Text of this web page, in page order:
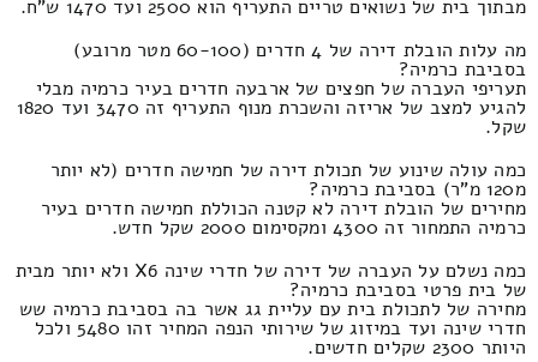
מבתוך בית של נשואים טריים התעריף הוא 2500 ועד 1470 ש"ח.
מה עלות הובלת דירה של 4 חדרים (60-100 מטר מרובע)
בסביבת כרמיה?
תעריפי העברה של חפצים של ארבעה חדרים בעיר כרמיה מבלי
להגיע למצב של אריזה והשכרת מנוף התעריף זה 3470 ועד 1820
שקל.
כמה עולה שינוע של תכולת דירה של חמישה חדרים (לא יותר
מ120 מ"ר) בסביבת כרמיה?
מחירים של הובלת דירה לא קטנה הכוללת חמישה חדרים בעיר
כרמיה התמחור זה 4300 ומקסימום 2000 שקל חדש.
כמה נשלם על העברה של דירה של חדרי שינה X6 ולא יותר מבית
של בית פרטי בסביבת כרמיה?
מחירה של לתכולת בית עם עליית גג אשר בה בסביבת כרמיה שש
חדרי שינה ועד במיזוג של שירותי הנפה המחיר זהו 5480 ולכל
היותר 2300 שקלים חדשים.